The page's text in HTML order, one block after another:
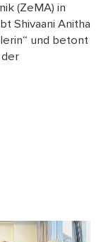
(ZeMA) in
Shivaani Anitha
und betont